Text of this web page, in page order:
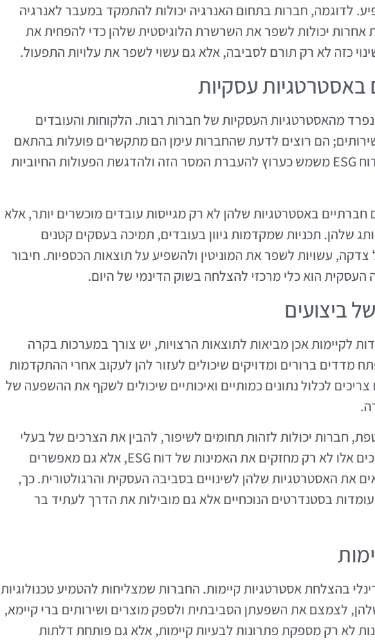
לדוגמה, חברות בתחום האנרגיה יכולות להתמקד במעבר לאנרגיה
יכולות לשפר את השרשרת הלוגיסטית שלהן כדי להפחית את
כזה לא רק תורם לסביבה, אלא גם עשוי לשפר את עלויות התפעול.
באסטרטגיות עסקיות
מהאסטרטגיות העסקיות של חברות רבות. הלקוחות והעובדים
הם רוצים לדעת שהחברות עימן הם מתקשרים פועלות בהתאם
לעקרונות של צדק חברתי ושוויון. דוח ESG משמש כערוץ להעברת המסר הזה ולהדגשת הפעולות החיוביות
באסטרטגיות שלהן לא רק מגייסות עובדים מוכשרים יותר, אלא
שלהן. תכניות שמקדמות גיוון בעובדים, תמיכה בעסקים קטנים
עשויות לשפר את המוניטין ולהשפיע על תוצאות הכספיות. חיבור
העסקית הוא כלי מרכזי להצלחה בשוק הדינמי של היום.
ביצועים
לקיימות אכן מביאות לתוצאות הרצויות, יש צורך במערכות בקרה
מדדים ברורים ומדויקים שיכולים לעזור להן לעקוב אחרי ההתקדמות
צריכים לכלול נתונים כמותיים ואיכותיים שיכולים לשקף את ההשפעה של
חברות יכולות לזהות תחומים לשיפור, להבין את הצרכים של בעלי
העניין שלהן ולהגיב בהתאם. תהליכים אלו לא רק מחזקים את האמינות של דוח ESG, אלא גם מאפשרים
את האסטרטגיות שלהן לשינויים בסביבה העסקית והרגולטורית. כך,
בסטנדרטים הנוכחיים אלא גם מובילות את הדרך לעתיד בר
בהצלחת אסטרטגיות קיימות. החברות שמצליחות להטמיע טכנולוגיות
לצמצם את השפעתן הסביבתית ולספק מוצרים ושירותים ברי קיימא,
לא רק מספקת פתרונות לבעיות קיימות, אלא גם פותחת דלתות